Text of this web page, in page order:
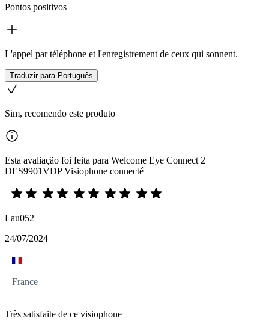
Pontos positivos
L'appel par téléphone et l'enregistrement de ceux qui sonnent.
Traduzir para Português
Sim, recomendo este produto
Esta avaliação foi feita para Welcome Eye Connect 2
DES9901VDP Visiophone connecté
Lau052
24/07/2024
France
Très satisfaite de ce visiophone